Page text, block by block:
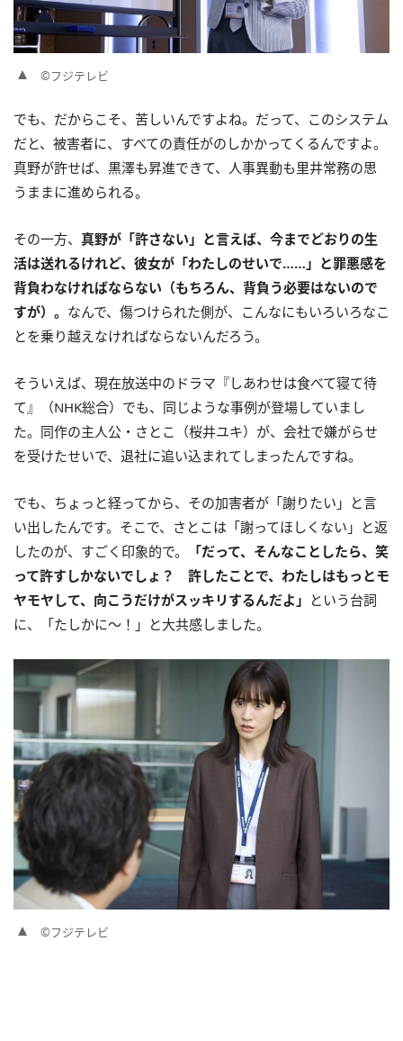
©フジテレビ
でも、だからこそ、苦しいんですよね。だって、このシステム
だと、被害者に、すべての責任がのしかかってくるんですよ。
真野が許せば、黒澤も昇進できて、人事異動も里井常務の思
うままに進められる。
その一方、 真野が「許さない」と言えば、今までどおりの生
活は送れるけれど、彼女が「わたしのせいで……」と罪悪感を
背負わなければならない（もちろん、背負う必要はないので
すが）。 なんで、傷つけられた側が、こんなにもいろいろなこ
とを乗り越えなければならないんだろう。
そういえば、現在放送中のドラマ『しあわせは食べて寝て待
て』（NHK総合）でも、同じような事例が登場していまし
た。同作の主人公・さとこ（桜井ユキ）が、会社で嫌がらせ
を受けたせいで、退社に追い込まれてしまったんですね。
でも、ちょっと経ってから、その加害者が「謝りたい」と言
い出したんです。そこで、さとこは「謝ってほしくない」と返
したのが、すごく印象的で。
「だって、そんなことしたら、笑
って許すしかないでしょ？ 許したことで、わたしはもっとモ
ヤモヤして、向こうだけがスッキリするんだよ」 という台詞
に、「たしかに〜！」と大共感しました。
©フジテレビ